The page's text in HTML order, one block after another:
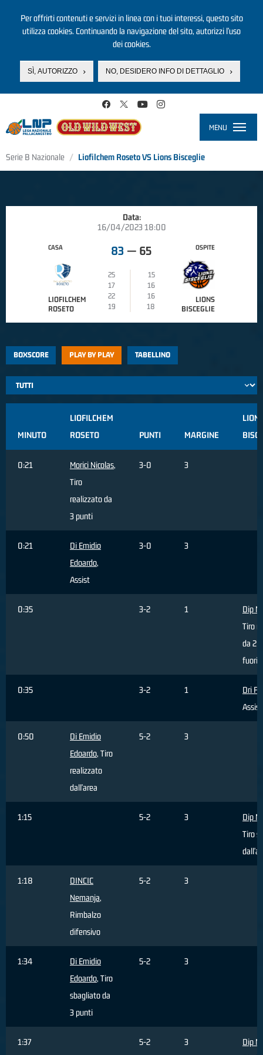
Per offrirti contenuti e servizi in linea con i tuoi interessi, questo sito
utilizza cookies. Continuando la navigazione del sito, autorizzi l’uso
dei cookies.
SÌ, AUTORIZZO NO, DESIDERO INFO DI DETTAGLIO
MENU
Serie B Nazionale Liofilchem Roseto VS Lions Bisceglie
Data:
16/04/2023 18:00
CASA
LIOFILCHEM
ROSETO
83 — 65
25
15
17
16
22
16
19
18
OSPITE
LIONS
BISCEGLIE
BOXSCORE PLAY BY PLAY TABELLINO
MINUTO
LIOFILCHEM
ROSETO
PUNTI MARGINE
0:21 Morici Nicolas,
Tiro
realizzato da
3 punti
3-0 3
0:21
Di Emidio
Edoardo,
Assist
3-0 3
0:35 3-2 1
Dip
Tiro
da 2
fuori
0:35 3-2 1
Dri
Assist
0:50
Di Emidio
Edoardo, Tiro
realizzato
dall'area
5-2 3
1:15 5-2 3
Dip
Tiro
1:18
DINCIC
Nemanja,
Rimbalzo
difensivo
5-2 3
1:34
Di Emidio
Edoardo, Tiro
sbagliato da
3 punti
5-2 3
1:37 5-2 3
Dip